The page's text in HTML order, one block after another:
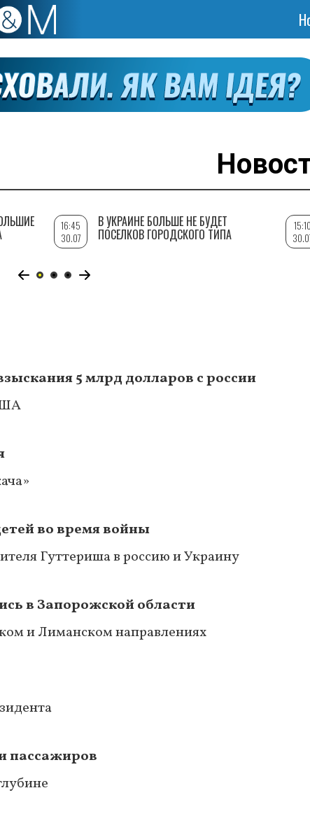
5 млрд долларов с россии
во время войны
Гуттериша в россию и Украину
в Запорожской области
и Лиманском направлениях
пассажиров
16:45
30.07
В УКРАИНЕ БОЛЬШЕ НЕ БУДЕТ
ПОСЕЛКОВ ГОРОДСКОГО ТИПА
15:10